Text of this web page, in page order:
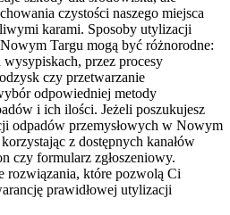
czystości naszego miejsca
karami. Sposoby utylizacji
Targu mogą być różnorodne:
wysypiskach, przez procesy
czy przetwarzanie
odpowiedniej metody
i ich ilości. Jeżeli poszukujesz
odpadów przemysłowych w Nowym
z dostępnych kanałów
czy formularz zgłoszeniowy.
rozwiązania, które pozwolą Ci
prawidłowej utylizacji